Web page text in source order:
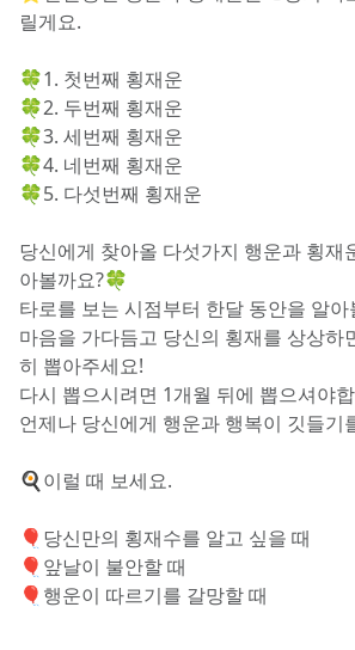
릴게요.
🍀1. 첫번째 횡재운
🍀2. 두번째 횡재운
🍀3. 세번째 횡재운
🍀4. 네번째 횡재운
🍀5. 다섯번째 횡재운
당신에게 찾아올 다섯가지 행운과 횡재
아볼까요?🍀
타로를 보는 시점부터 한달 동안을 알
마음을 가다듬고 당신의 횡재를 상상하
히 뽑아주세요!
다시 뽑으시려면 1개월 뒤에 뽑으셔야
언제나 당신에게 행운과 행복이 깃들기
🍳이럴 때 보세요.
🎈당신만의 횡재수를 알고 싶을 때
🎈앞날이 불안할 때
🎈행운이 따르기를 갈망할 때